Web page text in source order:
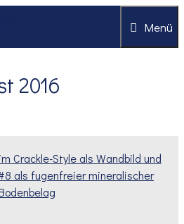
Menü
2016